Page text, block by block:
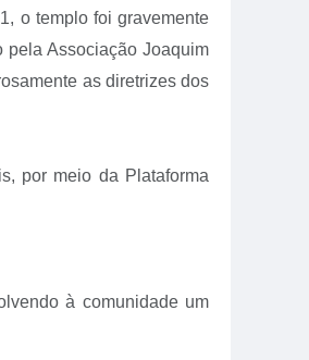
o templo foi gravemente
pela Associação Joaquim
as diretrizes dos
por meio da Plataforma
à comunidade um